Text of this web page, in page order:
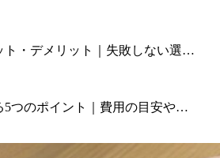
ト・デメリット｜失敗しない選…
5つのポイント｜費用の目安や…